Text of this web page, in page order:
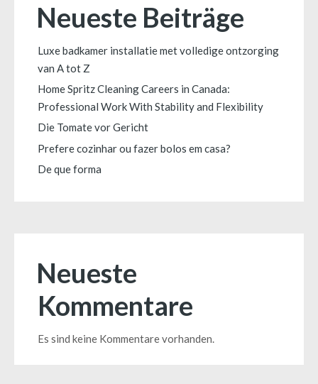
Neueste Beiträge
Luxe badkamer installatie met volledige ontzorging
van A tot Z
Home Spritz Cleaning Careers in Canada:
Professional Work With Stability and Flexibility
Die Tomate vor Gericht
Prefere cozinhar ou fazer bolos em casa?
De que forma
Neueste
Kommentare
Es sind keine Kommentare vorhanden.